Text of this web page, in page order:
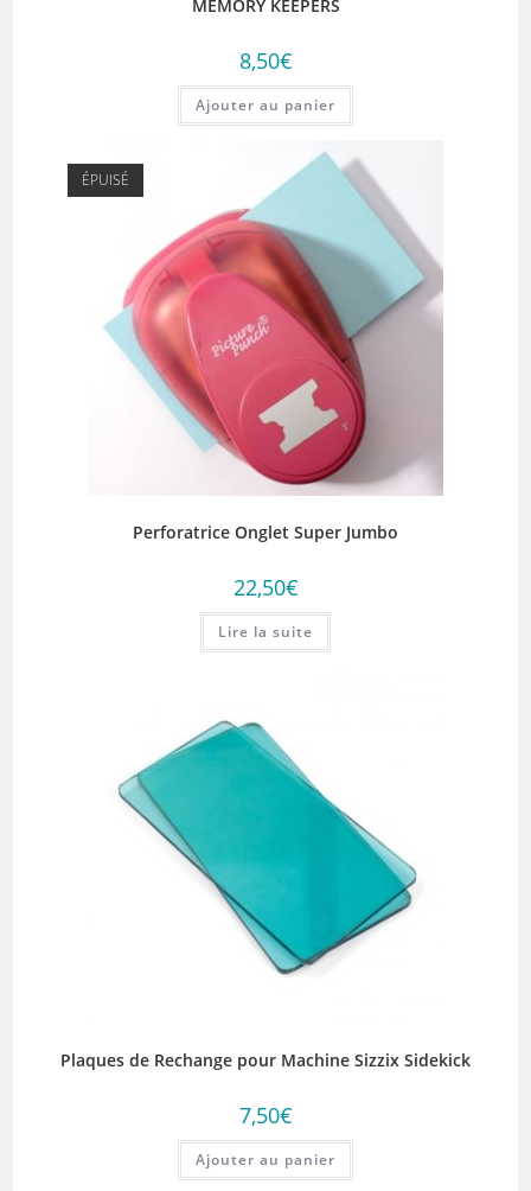
MEMORY KEEPERS
8,50€
Ajouter au panier
ÉPUISÉ
Perforatrice Onglet Super Jumbo
22,50€
Lire la suite
Plaques de Rechange pour Machine Sizzix Sidekick
7,50€
Ajouter au panier